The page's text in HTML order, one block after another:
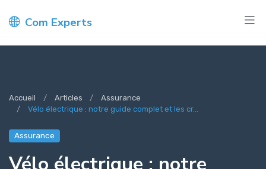
Com Experts
Accueil Articles
Assurance
Vélo électrique : notre guide complet et les cr...
Assurance
Vélo électrique : notre